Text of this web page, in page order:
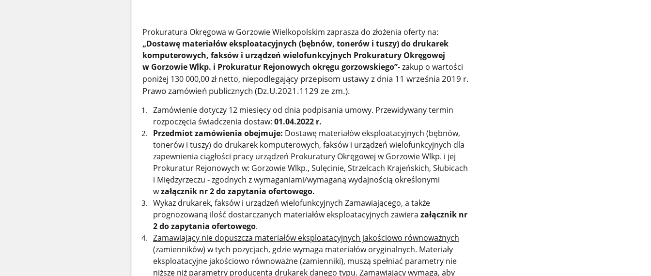
Prokuratura Okręgowa w Gorzowie Wielkopolskim zaprasza do złożenia oferty na:
„Dostawę materiałów eksploatacyjnych (bębnów, tonerów i tuszy) do drukarek
komputerowych, faksów i urządzeń wielofunkcyjnych Prokuratury Okręgowej
w Gorzowie Wlkp. i Prokuratur Rejonowych okręgu gorzowskiego”- zakup o wartości
poniżej 130 000,00 zł netto, niepodlegający przepisom ustawy z dnia 11 września 2019 r.
Prawo zamówień publicznych (Dz.U.2021.1129 ze zm.).
Zamówienie dotyczy 12 miesięcy od dnia podpisania umowy. Przewidywany termin
rozpoczęcia świadczenia dostaw: 01.04.2022 r.
Przedmiot zamówienia obejmuje: Dostawę materiałów eksploatacyjnych (bębnów,
tonerów i tuszy) do drukarek komputerowych, faksów i urządzeń wielofunkcyjnych dla
zapewnienia ciągłości pracy urządzeń Prokuratury Okręgowej w Gorzowie Wlkp. i jej
Prokuratur Rejonowych w: Gorzowie Wlkp., Sulęcinie, Strzelcach Krajeńskich, Słubicach
i Międzyrzeczu - zgodnych z wymaganiami/wymaganą wydajnością określonymi
wzałącznik nr 2 do zapytania ofertowego.
Wykaz drukarek, faksów i urządzeń wielofunkcyjnych Zamawiającego, a także
prognozowaną ilość dostarczanych materiałów eksploatacyjnych zawiera załącznik nr
2 do zapytania ofertowego.
Zamawiający nie dopuszcza materiałów eksploatacyjnych jakościowo równoważnych
(zamienników) w tych pozycjach, gdzie wymaga materiałów oryginalnych. Materiały
eksploatacyjne jakościowo równoważne (zamienniki), muszą spełniać parametry nie
niższe niż parametry producenta drukarek danego typu. Zamawiający wymaga, aby